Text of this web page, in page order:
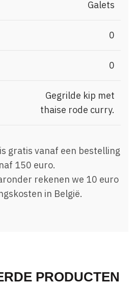
Galets
0
0
Gegrilde kip met
thaise rode curry.
gratis vanaf een bestelling
150 euro.
rekenen we 10 euro
in België.
PRODUCTEN